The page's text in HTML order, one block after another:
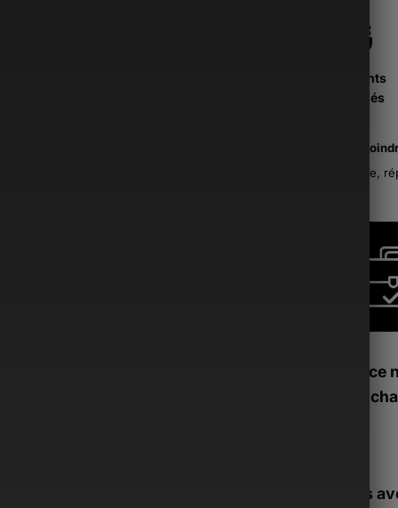
Paiements
Sécurisés
La
France,
Si ce
tu peux
Inclus